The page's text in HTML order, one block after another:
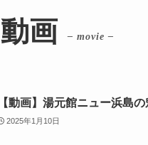
動画 – movie –
【動画】湯元館ニュー浜島
2025年1月10日